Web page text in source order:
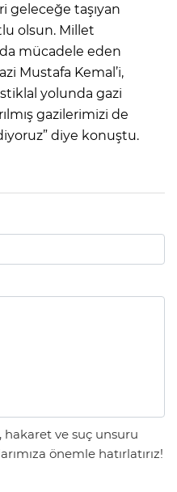
geleceğe taşıyan
olsun. Millet
mücadele eden
Mustafa Kemal’i,
yolunda gazi
gazilerimizi de
diye konuştu.
ve suç unsuru
önemle hatırlatırız!